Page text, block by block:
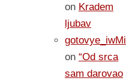
on Kradem
ljubav
gotovye_iwMi
on “Od srca
sam darovao